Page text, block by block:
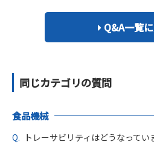
Q&A一覧
同じカテゴリの質問
食品機械
トレーサビリティはどうなってい